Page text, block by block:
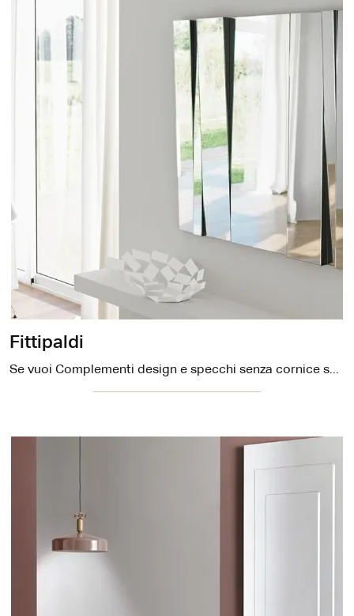
Fittipaldi
Se vuoi Complementi design e specchi senza cornice scopri di più sul modello Fittipaldi del marchio Tonelli.